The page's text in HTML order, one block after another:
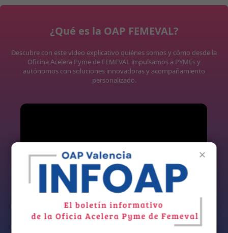
¿Qué es la OAP FEMEVAL?
Descubre con este vídeo explicativo quiénes somos y cómo desde la
Oficina Acelera Pyme de FEMEVAL impulsamos a PYMEs y
autónomos con soluciones innovadoras y acompañamiento
personalizado.
×